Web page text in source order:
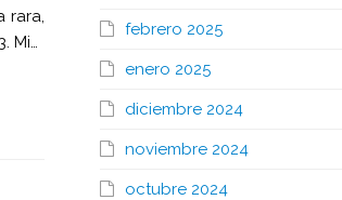
rara,
Mi…
febrero 2025
enero 2025
diciembre 2024
noviembre 2024
octubre 2024